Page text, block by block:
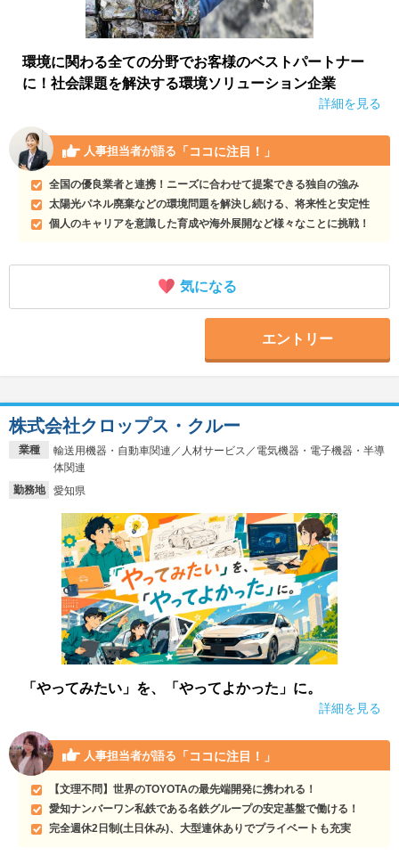
環境に関わる全ての分野でお客様のベストパートナー
に！社会課題を解決する環境ソリューション企業
詳細を見る
人事担当者が語る 「ココに注目！」
全国の優良業者と連携！ニーズに合わせて提案できる独自の強み
太陽光パネル廃棄などの環境問題を解決し続ける、将来性と安定性
個人のキャリアを意識した育成や海外展開など様々なことに挑戦！
気になる
エントリー
業種
輸送用機器・自動車関連／人材サービス／電気機器・電子機器・半導
体関連
勤務地
愛知県
株式会社クロップス・クルー
「やってみたい」を、「やってよかった」に。
詳細を見る
人事担当者が語る 「ココに注目！」
【文理不問】世界のTOYOTAの最先端開発に携われる！
愛知ナンバーワン私鉄である名鉄グループの安定基盤で働ける！
完全週休2日制(土日休み)、大型連休ありでプライベートも充実